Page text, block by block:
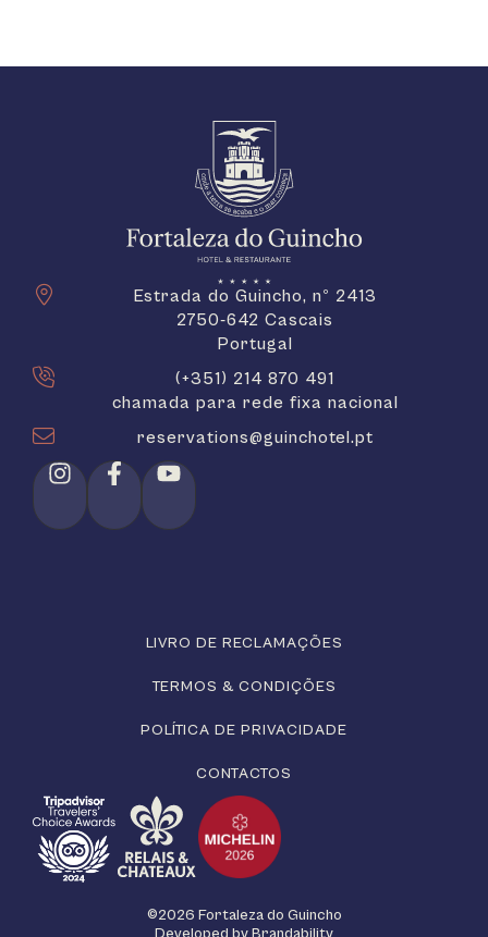
Estrada do Guincho, nº 2413
2750-642 Cascais
Portugal
(+351) 214 870 491
chamada para rede fixa nacional
reservations@guinchotel.pt
LIVRO DE RECLAMAÇÕES
TERMOS & CONDIÇÕES
POLÍTICA DE PRIVACIDADE
CONTACTOS
©2026 Fortaleza do Guincho